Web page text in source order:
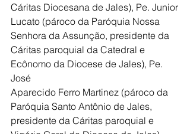
Cáritas Diocesana de Jales), Pe. Junior
Lucato (pároco da Paróquia Nossa
Senhora da Assunção, presidente da
Cáritas paroquial da Catedral e
Ecônomo da Diocese de Jales), Pe.
José
Aparecido Ferro Martinez (pároco da
Paróquia Santo Antônio de Jales,
presidente da Cáritas paroquial e